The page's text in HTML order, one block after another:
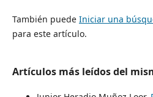
También puede Iniciar una
para este artículo.
Artículos más leídos del